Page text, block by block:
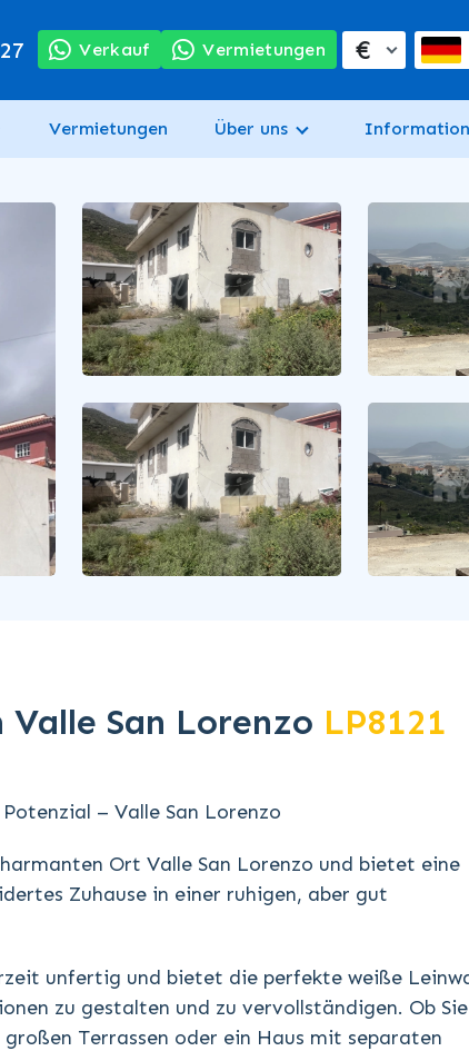
Verkauf Vermietungen €
Vermietungen Über uns Information
San Lorenzo LP8121
– Valle San Lorenzo
Ort Valle San Lorenzo und bietet eine
Zuhause in einer ruhigen, aber gut
unfertig und bietet die perfekte weiße
zu gestalten und zu vervollständigen. Ob
Terrassen oder ein Haus mit separaten